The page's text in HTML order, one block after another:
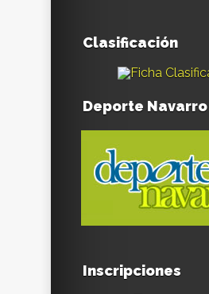
Clasificación
Deporte Navarro
Inscripciones